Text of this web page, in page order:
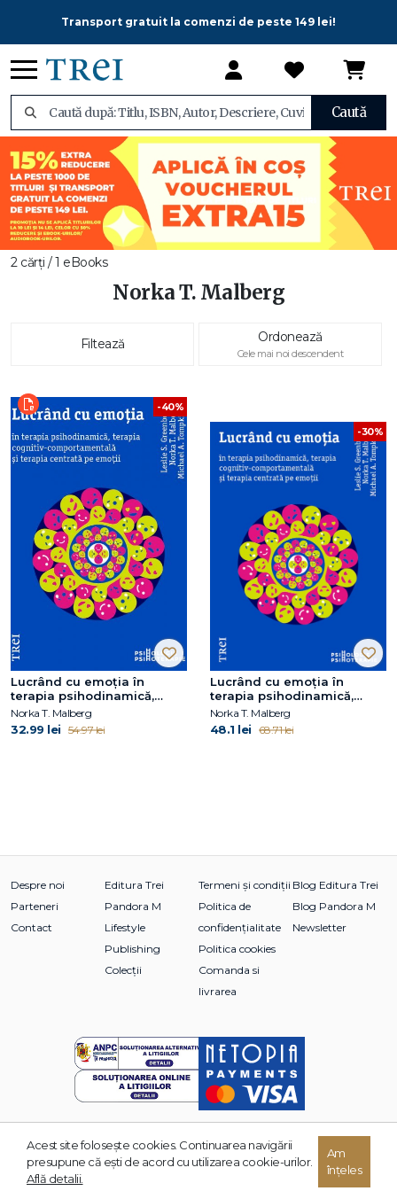
Transport gratuit la comenzi de peste 149 lei!
Caută
2 cărți / 1 eBooks
Norka T. Malberg
Filtează Ordonează
Cele mai noi descendent
-40%
Lucrând cu emoția în
terapia psihodinamică,
terapia cognitiv-
comportamentală și terapia
centrată pe emoții
Norka T. Malberg
32.99 lei 54.97 lei
-30%
Lucrând cu emoția în
terapia psihodinamică,
terapia cognitiv-
comportamentală și terapia
centrată pe emoții
Norka T. Malberg
48.1 lei 68.71 lei
Despre noi
Parteneri
Contact
Editura Trei
Pandora M
Lifestyle
Publishing
Colecții
Termeni și condiții
Politica de
confidențialitate
Politica cookies
Comanda si
livrarea
Blog Editura Trei
Blog Pandora M
Newsletter
© 2026 Grupul Editorial TREI. Toate drepturile rezervate.
Acest site foloseşte cookies. Continuarea navigării
presupune că eşti de acord cu utilizarea cookie-urilor.
Află detalii.
Am
înțeles